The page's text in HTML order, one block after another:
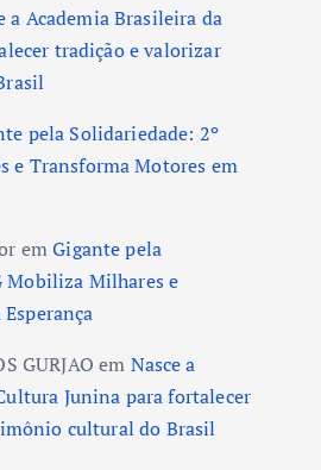
a Academia Brasileira da
tradição e valorizar
pela Solidariedade: 2º
e Transforma Motores em
emGigante pela
Mobiliza Milhares e
GURJAO em Nasce a
Junina para fortalecer
cultural do Brasil